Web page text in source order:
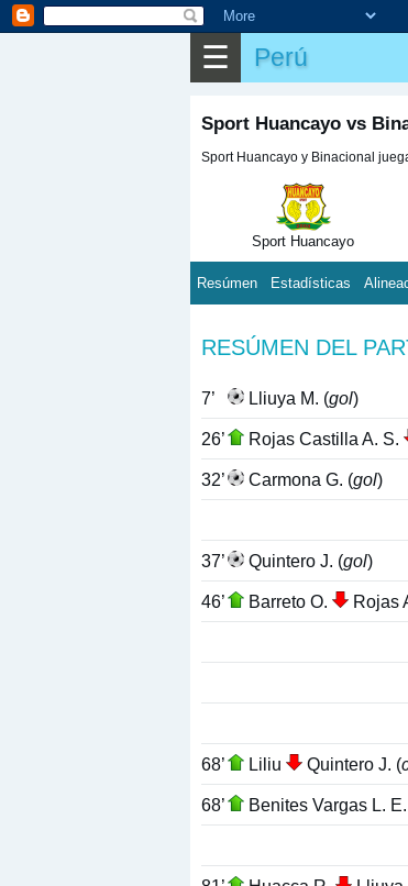
☰ Perú
Sport Huancayo vs
Sport Huancayo y Binacional
Sport Huancayo
Resúmen Estadísticas
RESÚMEN DEL
7’ Lliuya M. (gol)
26’ Rojas Castilla A. S.
32’ Carmona G. (gol)
37’ Quintero J. (gol)
46’ Barreto O. Rojas
68’ Liliu Quintero J. (
68’ Benites Vargas L. E.